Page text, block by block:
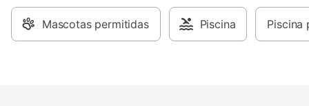
Mascotas permitidas Piscina Piscina